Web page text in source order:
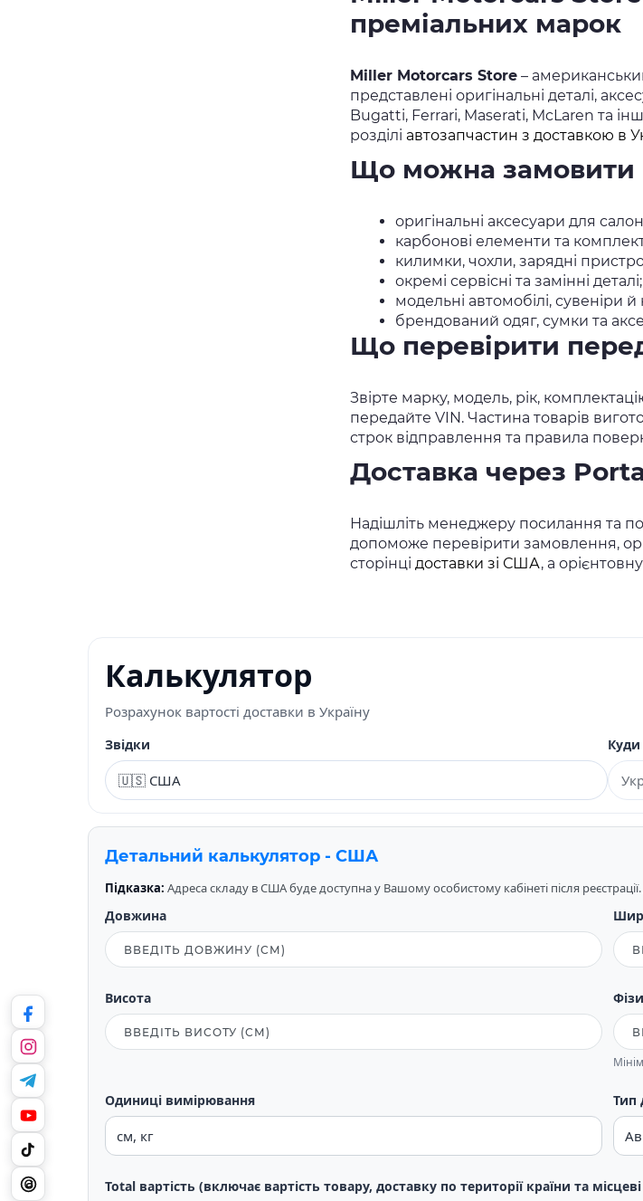
преміальних марок
Miller Motorcars Store –
представлені оригінальні деталі,
Bugatti, Ferrari, Maserati, McLaren та
розділі автозапчастин з доставкою в
Що можна замовити
оригінальні аксесуари для
карбонові елементи та
килимки, чохли, зарядні
окремі сервісні та замінні деталі;
модельні автомобілі, сувеніри й
брендований одяг, сумки та
Що перевірити
Звірте марку, модель, рік,
передайте VIN. Частина товарів
строк відправлення та правила
Доставка через
Надішліть менеджеру посилання та
допоможе перевірити замовлення,
сторінці доставки зі США, а
Калькулятор
Розрахунок вартості доставки в Україну
Звідки Куди
Детальний калькулятор - США
Підказка: Адреса складу в США буде доступна у Вашому особистому кабінеті після
Довжина
Висота
Одиниці вимірювання Тип
Total вартість (включає вартість товару, доставку по території країни та